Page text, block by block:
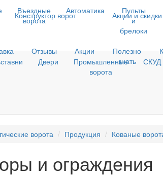
Въездные
ворота
Автоматика
Пульты
и
брелоки
Отзывы Акции
Полезно
знать
Конструктор ворот Акции и скидки
Двери
Промышленные
ворота
СКУД
ворота Продукция Кованые
и ограждения